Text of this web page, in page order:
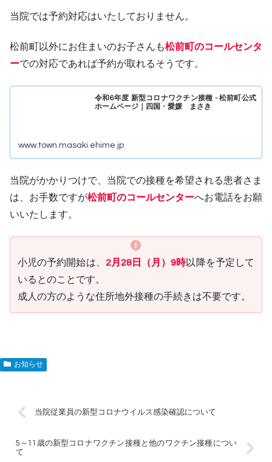
当院では予約対応はいたしておりません。
松前町以外にお住まいのお子さんも松前町のコールセンタ
ーでの対応であれば予約が取れるそうです。
令和6年度 新型コロナワクチン接種 - 松前町公式
ホームページ｜四国・愛媛 まさき
www.town.masaki.ehime.jp
当院がかかりつけで、当院での接種を希望される患者さま
は、お手数ですが松前町のコールセンターへお電話をお願
いいたします。
小児の予約開始は、 2月28日（月）9時以降を予定して
いるとのことです。
成人の方のような住所地外接種の手続きは不要です。
お知らせ
当院従業員の新型コロナウイルス感染確認について
5～11歳の新型コロナワクチン接種と他のワクチン接種につい
て